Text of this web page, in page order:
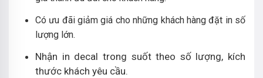
Có ưu đãi giảm giá cho những khách hàng đặt in số
lượng lớn.
Nhận in decal trong suốt theo số lượng, kích
thước khách yêu cầu.